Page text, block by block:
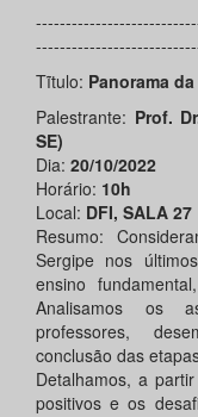
Tĩtulo: Panorama
Palestrante: Prof.
SE)
Dia: 20/10/2022
Horário: 10h
Local: DFI, SALA 27
Resumo:
Sergipe nos
ensino
Analisamos os
professores,
conclusão das
Detalhamos, a
positivos e os